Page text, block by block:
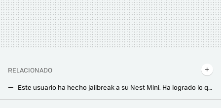
RELACIONADO
Este usuario ha hecho jailbreak a su Nest Mini. Ha logrado lo que soñábamos cuando compramos un altavoz conectado